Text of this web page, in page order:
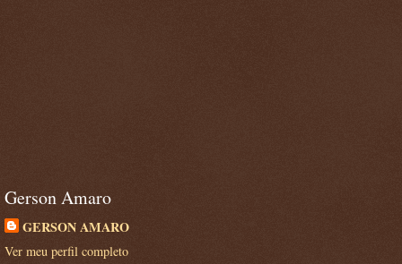
Gerson Amaro
GERSON AMARO
Ver meu perfil completo